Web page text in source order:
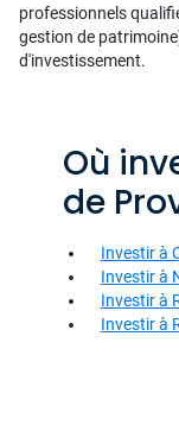
professionnels
gestion de
d'investissement.
Où
de
Investir à
Investir à
Investir à
Investir à